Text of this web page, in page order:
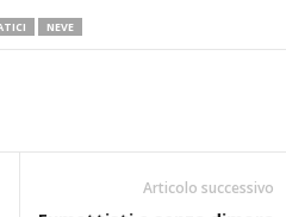
NEVE
Articolo successivo